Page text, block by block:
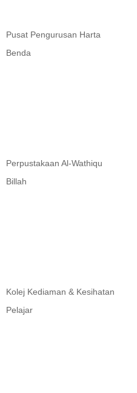
Pusat Pengurusan Harta
Benda
Perpustakaan Al-Wathiqu
Billah
Kolej Kediaman & Kesihatan
Pelajar